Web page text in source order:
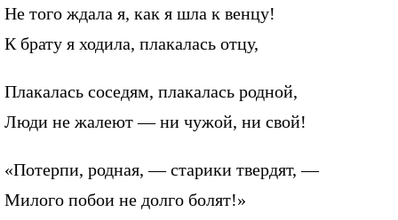
Не того ждала я, как я шла к венцу!
К брату я ходила, плакалась отцу,
Плакалась соседям, плакалась родной,
Люди не жалеют — ни чужой, ни свой!
«Потерпи, родная, — старики твердят, —
Милого побои не долго болят!»